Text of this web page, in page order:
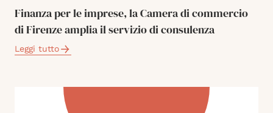
Finanza per le imprese, la Camera di commercio
di Firenze amplia il servizio di consulenza
Leggi tutto